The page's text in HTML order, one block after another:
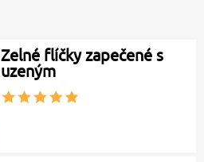
Zelné flíčky zapečené s
uzeným